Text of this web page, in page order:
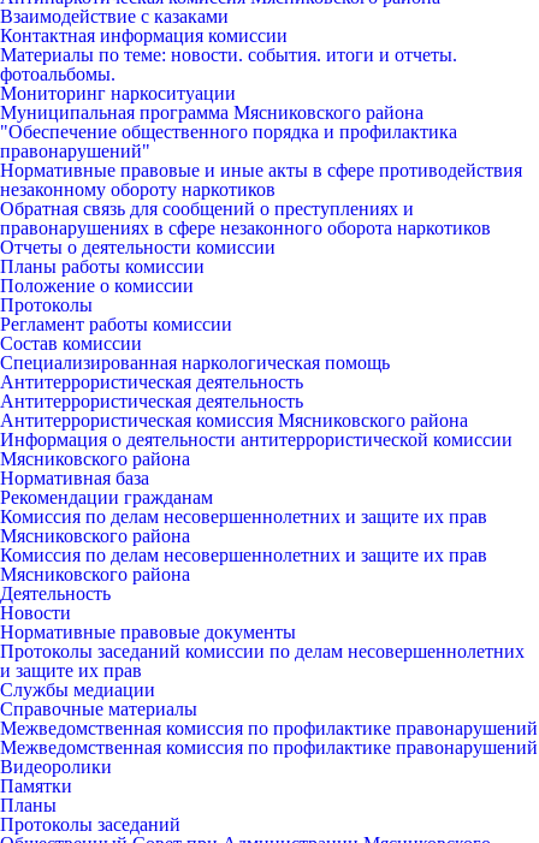
Взаимодействие с казаками
Контактная информация комиссии
Материалы по теме: новости. события. итоги и отчеты.
фотоальбомы.
Мониторинг наркоситуации
Муниципальная программа Мясниковского района
"Обеспечение общественного порядка и профилактика
правонарушений"
Нормативные правовые и иные акты в сфере противодействия
незаконному обороту наркотиков
Обратная связь для сообщений о преступлениях и
правонарушениях в сфере незаконного оборота наркотиков
Отчеты о деятельности комиссии
Планы работы комиссии
Положение о комиссии
Протоколы
Регламент работы комиссии
Состав комиссии
Специализированная наркологическая помощь
Антитеррористическая деятельность
Антитеррористическая деятельность
Антитеррористическая комиссия Мясниковского района
Информация о деятельности антитеррористической комиссии
Мясниковского района
Нормативная база
Рекомендации гражданам
Комиссия по делам несовершеннолетних и защите их прав
Мясниковского района
Комиссия по делам несовершеннолетних и защите их прав
Мясниковского района
Деятельность
Новости
Нормативные правовые документы
Протоколы заседаний комиссии по делам несовершеннолетних
и защите их прав
Службы медиации
Справочные материалы
Межведомственная комиссия по профилактике правонарушений
Межведомственная комиссия по профилактике правонарушений
Видеоролики
Памятки
Планы
Протоколы заседаний